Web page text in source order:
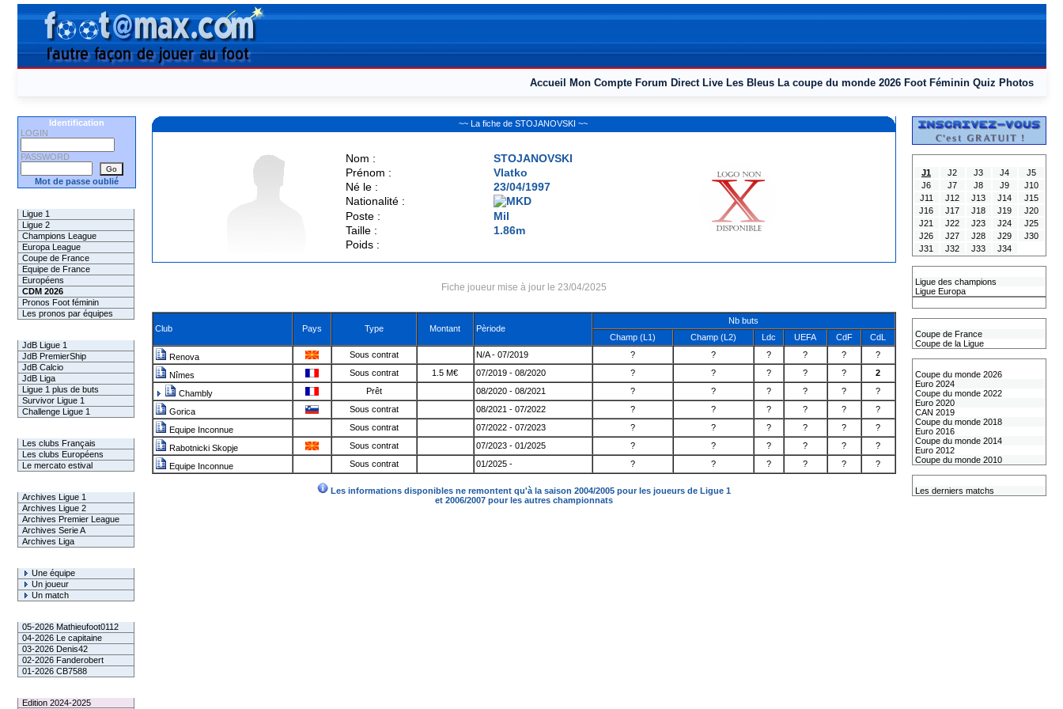
Accueil Mon Compte Forum Direct Live Les Bleus La coupe du monde 2026 Foot Féminin Quiz Photos
Identification
LOGIN
PASSWORD
Mot de passe oublié
Ligue 1
Ligue 2
Champions League
Europa League
Coupe de France
Equipe de France
Européens
CDM 2026
Pronos Foot féminin
Les pronos par équipes
JdB Ligue 1
JdB PremierShip
JdB Calcio
JdB Liga
Ligue 1 plus de buts
Survivor Ligue 1
Challenge Ligue 1
Les clubs Français
Les clubs Européens
Le mercato estival
Archives Ligue 1
Archives Ligue 2
Archives Premier League
Archives Serie A
Archives Liga
Une équipe
Un joueur
Un match
05-2026 Mathieufoot0112
04-2026 Le capitaine
03-2026 Denis42
02-2026 Fanderobert
01-2026 CB7588
Edition 2024-2025
~~ La fiche de STOJANOVSKI ~~
Nom :
STOJANOVSKI
Prénom :
Vlatko
Né le :
23/04/1997
Nationalité :
Poste :
Mil
Taille :
1.86m
Poids :
Fiche joueur mise à jour le 23/04/2025
Club Pays Type Montant Pèriode
Nb buts
Champ (L1)
Champ (L2) Ldc UEFA CdF CdL
Renova Sous contrat N/A - 07/2019 ? ? ? ? ? ?
Nîmes Sous contrat 1.5 M€ 07/2019 - 08/2020 ? ? ? ? ? 2
Chambly Prêt 08/2020 - 08/2021 ? ? ? ? ? ?
Gorica Sous contrat 08/2021 - 07/2022 ? ? ? ? ? ?
Equipe Inconnue Sous contrat 07/2022 - 07/2023 ? ? ? ? ? ?
Rabotnicki Skopje Sous contrat 07/2023 - 01/2025 ? ? ? ? ? ?
Equipe Inconnue Sous contrat 01/2025 - ? ? ? ? ? ?
Les informations disponibles ne remontent qu'à la saison 2004/2005 pour les joueurs de Ligue 1
et 2006/2007 pour les autres championnats
J1
J2 J3 J4
J5
J6
J7 J8 J9
J10
J11
J12 J13 J14
J15
J16
J17 J18 J19
J20
J21
J22 J23 J24
J25
J26
J27 J28 J29
J30
J31
J32 J33 J34
Ligue des champions
Ligue Europa
Coupe de France
Coupe de la Ligue
Coupe du monde 2026
Euro 2024
Coupe du monde 2022
Euro 2020
CAN 2019
Coupe du monde 2018
Euro 2016
Coupe du monde 2014
Euro 2012
Coupe du monde 2010
Les derniers matchs